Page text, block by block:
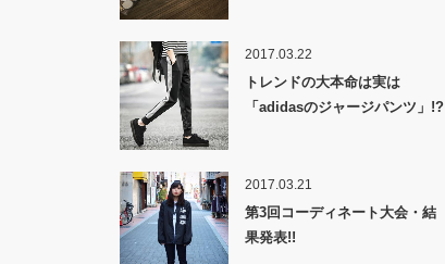
2017.03.22
トレンドの大本命は実は
「adidasのジャージパンツ」!?
2017.03.21
第3回コーディネート大会・結
果発表!!